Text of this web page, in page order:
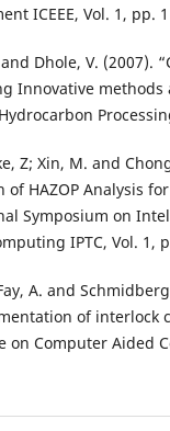
ICEEE, Vol. 1, pp.
Dhole, V. (2007).
Innovative
Z; Xin, M. and
HAZOP Analysis
Symposium on
IPTC, Vol. 1,
A. and
of interlock
on Computer Aided